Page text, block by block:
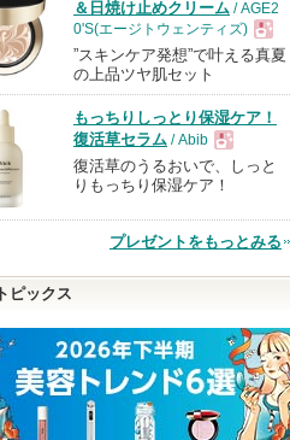
＆日焼け止めクリーム / AGE2
0'S(エージトウェンティズ)
現
品
”スキンケア発想”で叶える真夏
の上品ツヤ肌セット
もっちりしっとり保湿ケア！
復活草セラム / Abib
現
品
復活草のうるおいで、しっと
りもっちり保湿ケア！
プレゼントをもっとみる
ピックス